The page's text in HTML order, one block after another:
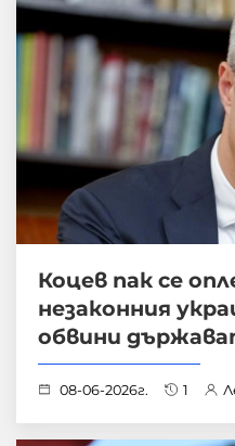
Коцев пак се
незаконния
обвини
08-06-2026г. 1